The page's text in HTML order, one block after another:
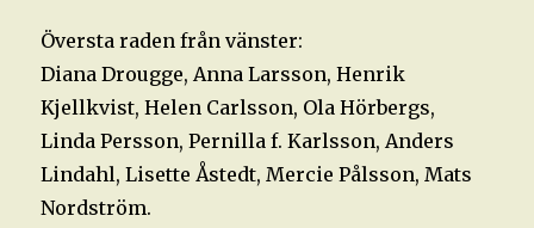
Översta raden från vänster:
Diana Drougge, Anna Larsson, Henrik
Kjellkvist, Helen Carlsson, Ola Hörbergs,
Linda Persson, Pernilla f. Karlsson, Anders
Lindahl, Lisette Åstedt, Mercie Pålsson, Mats
Nordström.